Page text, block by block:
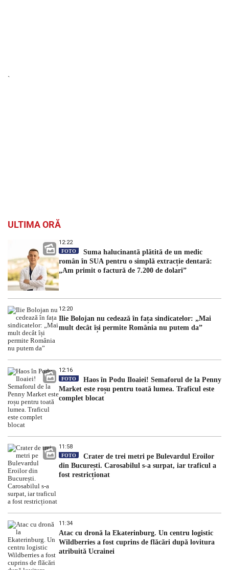
`
ULTIMA ORĂ
12:22
FOTO
Suma halucinantă plătită de un medic
român în SUA pentru o simplă extracție dentară:
„Am primit o factură de 7.200 de dolari”
12:20
Ilie Bolojan nu cedează în fața sindicatelor: „Mai
mult decât își permite România nu putem da”
12:16
FOTO
Haos în Podu Iloaiei! Semaforul de la Penny
Market este roșu pentru toată lumea. Traficul este
complet blocat
11:58
FOTO
Crater de trei metri pe Bulevardul Eroilor
din București. Carosabilul s-a surpat, iar traficul a
fost restricționat
11:34
Atac cu dronă la Ekaterinburg. Un centru logistic
Wildberries a fost cuprins de flăcări după lovitura
atribuită Ucrainei